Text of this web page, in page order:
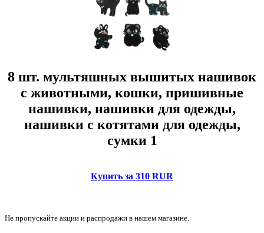
8 шт. мультяшных вышитых нашивок
с животными, кошки, пришивные
нашивки, нашивки для одежды,
нашивки с котятами для одежды,
сумки 1
Купить за 310 RUR
Не пропускайте акции и распродажи в нашем магазине.